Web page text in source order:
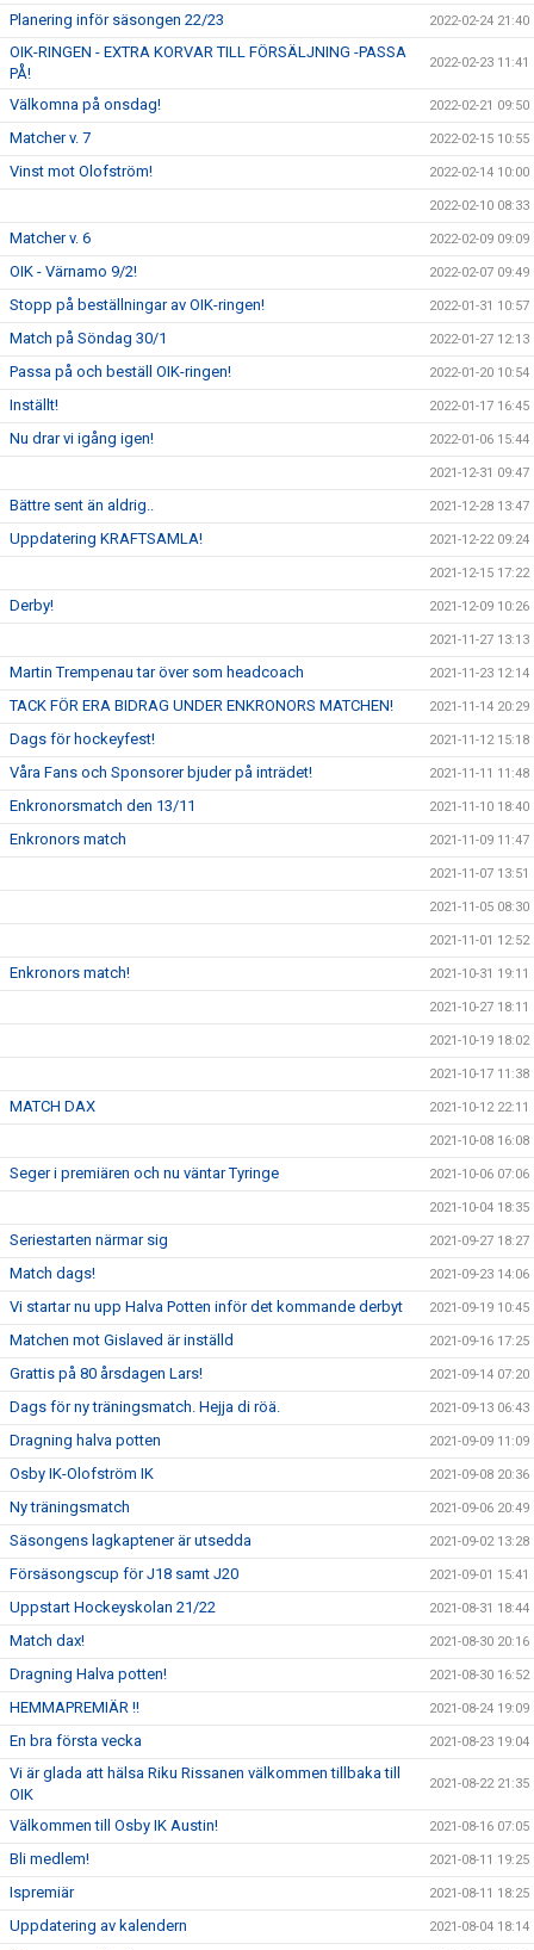
Planering inför säsongen 22/23 2022-02-24 21:40
OIK-RINGEN - EXTRA KORVAR TILL FÖRSÄLJNING -PASSA
PÅ!
2022-02-23 11:41
Välkomna på onsdag! 2022-02-21 09:50
Matcher v. 7 2022-02-15 10:55
Vinst mot Olofström! 2022-02-14 10:00
2022-02-10 08:33
Matcher v. 6 2022-02-09 09:09
OIK - Värnamo 9/2! 2022-02-07 09:49
Stopp på beställningar av OIK-ringen! 2022-01-31 10:57
Match på Söndag 30/1 2022-01-27 12:13
Passa på och beställ OIK-ringen! 2022-01-20 10:54
Inställt! 2022-01-17 16:45
Nu drar vi igång igen! 2022-01-06 15:44
2021-12-31 09:47
Bättre sent än aldrig.. 2021-12-28 13:47
Uppdatering KRAFTSAMLA! 2021-12-22 09:24
2021-12-15 17:22
Derby! 2021-12-09 10:26
2021-11-27 13:13
Martin Trempenau tar över som headcoach 2021-11-23 12:14
TACK FÖR ERA BIDRAG UNDER ENKRONORS MATCHEN! 2021-11-14 20:29
Dags för hockeyfest! 2021-11-12 15:18
Våra Fans och Sponsorer bjuder på inträdet! 2021-11-11 11:48
Enkronorsmatch den 13/11 2021-11-10 18:40
Enkronors match 2021-11-09 11:47
2021-11-07 13:51
2021-11-05 08:30
2021-11-01 12:52
Enkronors match! 2021-10-31 19:11
2021-10-27 18:11
2021-10-19 18:02
2021-10-17 11:38
MATCH DAX 2021-10-12 22:11
2021-10-08 16:08
Seger i premiären och nu väntar Tyringe 2021-10-06 07:06
2021-10-04 18:35
Seriestarten närmar sig 2021-09-27 18:27
Match dags! 2021-09-23 14:06
Vi startar nu upp Halva Potten inför det kommande derbyt 2021-09-19 10:45
Matchen mot Gislaved är inställd 2021-09-16 17:25
Grattis på 80 årsdagen Lars! 2021-09-14 07:20
Dags för ny träningsmatch. Hejja di röä. 2021-09-13 06:43
Dragning halva potten 2021-09-09 11:09
Osby IK-Olofström IK 2021-09-08 20:36
Ny träningsmatch 2021-09-06 20:49
Säsongens lagkaptener är utsedda 2021-09-02 13:28
Försäsongscup för J18 samt J20 2021-09-01 15:41
Uppstart Hockeyskolan 21/22 2021-08-31 18:44
Match dax! 2021-08-30 20:16
Dragning Halva potten! 2021-08-30 16:52
HEMMAPREMIÄR !! 2021-08-24 19:09
En bra första vecka 2021-08-23 19:04
Vi är glada att hälsa Riku Rissanen välkommen tillbaka till
OIK
2021-08-22 21:35
Välkommen till Osby IK Austin! 2021-08-16 07:05
Bli medlem! 2021-08-11 19:25
Ispremiär 2021-08-11 18:25
Uppdatering av kalendern 2021-08-04 18:14